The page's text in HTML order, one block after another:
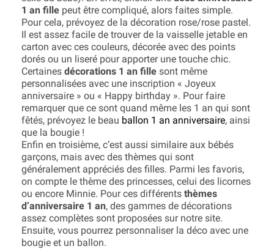
1 an fille peut être compliqué, alors faites simple.
Pour cela, prévoyez de la décoration rose/rose pastel.
Il est assez facile de trouver de la vaisselle jetable en
carton avec ces couleurs, décorée avec des points
dorés ou un liseré pour apporter une touche chic.
Certaines décorations 1 an fille sont même
personnalisées avec une inscription « Joyeux
anniversaire » ou « Happy birthday ». Pour faire
remarquer que ce sont quand même les 1 an qui sont
fêtés, prévoyez le beau ballon 1 an anniversaire, ainsi
que la bougie !
Enfin en troisième, c’est aussi similaire aux bébés
garçons, mais avec des thèmes qui sont
généralement appréciés des filles. Parmi les favoris,
on compte le thème des princesses, celui des licornes
ou encore Minnie. Pour ces différents thèmes
d’anniversaire 1 an, des gammes de décorations
assez complètes sont proposées sur notre site.
Ensuite, vous pourrez personnaliser la déco avec une
bougie et un ballon.